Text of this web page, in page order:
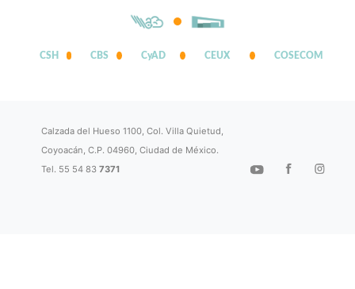
CSH CBS CyAD CEUX COSECOM
Calzada del Hueso 1100, Col. Villa Quietud,
Coyoacán, C.P. 04960, Ciudad de México.
Tel. 55 54 837371